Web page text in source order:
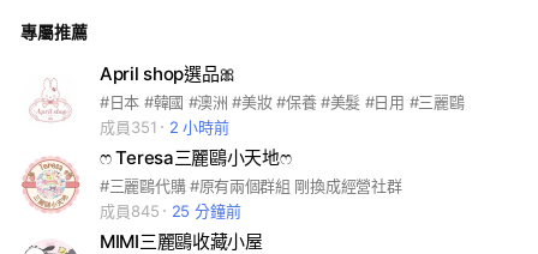
專屬推薦
April shop選品🎀
#日本 #韓國 #澳洲 #美妝 #保養 #美髮 #日用 #三麗鷗
成員351
2 小時前
ෆ Teresa三麗鷗小天地ෆ
#三麗鷗代購 #原有兩個群組 剛換成經營社群
成員845
25 分鐘前
MIMI三麗鷗收藏小屋